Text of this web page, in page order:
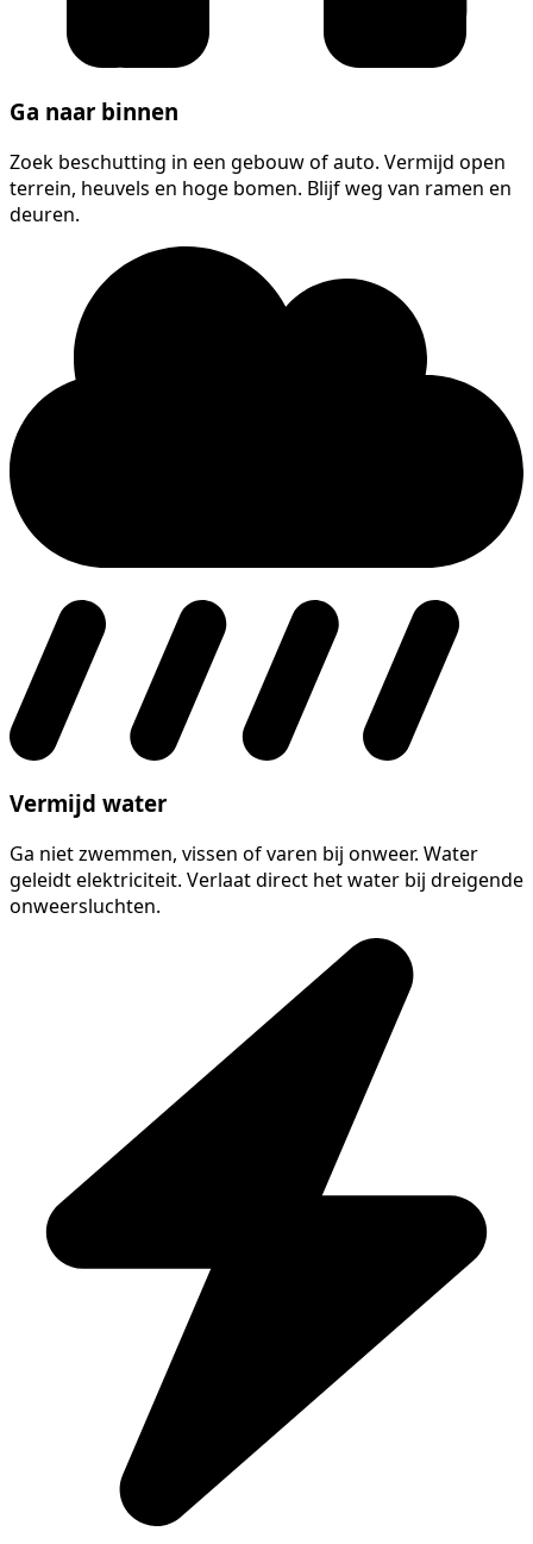
Ga naar binnen
Zoek beschutting in een gebouw of auto. Vermijd open
terrein, heuvels en hoge bomen. Blijf weg van ramen en
deuren.
Vermijd water
Ga niet zwemmen, vissen of varen bij onweer. Water
geleidt elektriciteit. Verlaat direct het water bij dreigende
onweersluchten.